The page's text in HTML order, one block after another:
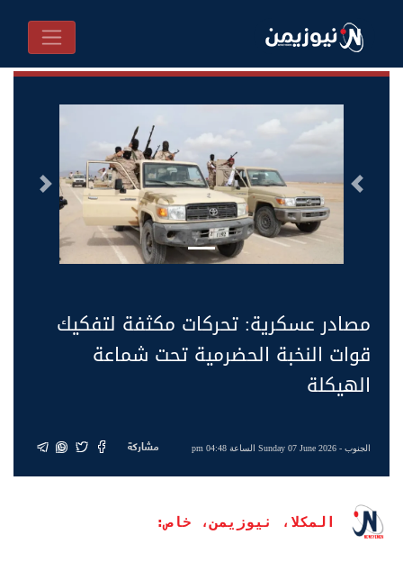
السابق التالى
مصادر عسكرية: تحركات مكثفة لتفكيك
قوات النخبة الحضرمية تحت شماعة
الهيكلة
الجنوب- Sunday 07 June 2026 الساعة 04:48 pm مشاركة
المكلا، نيوزيمن، خاص: